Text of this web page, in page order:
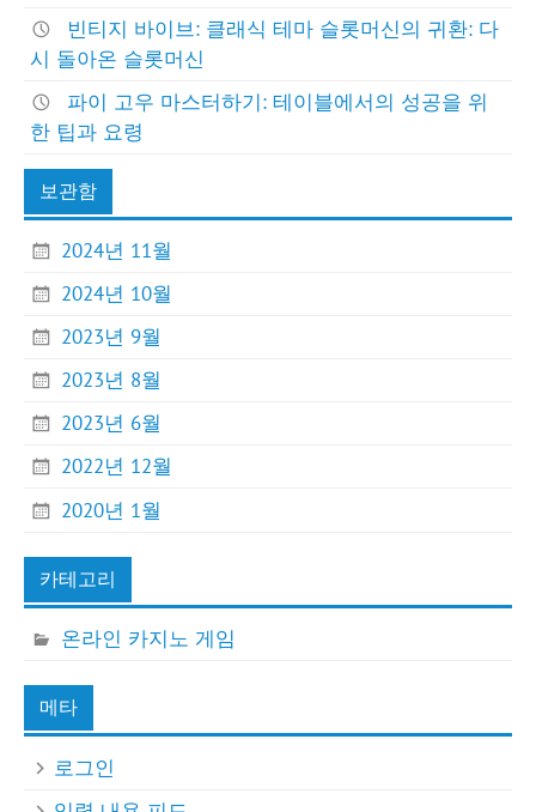
빈티지 바이브: 클래식 테마 슬롯머신의 귀환: 다
시 돌아온 슬롯머신
파이 고우 마스터하기: 테이블에서의 성공을 위
한 팁과 요령
보관함
2024년 11월
2024년 10월
2023년 9월
2023년 8월
2023년 6월
2022년 12월
2020년 1월
카테고리
온라인 카지노 게임
메타
로그인